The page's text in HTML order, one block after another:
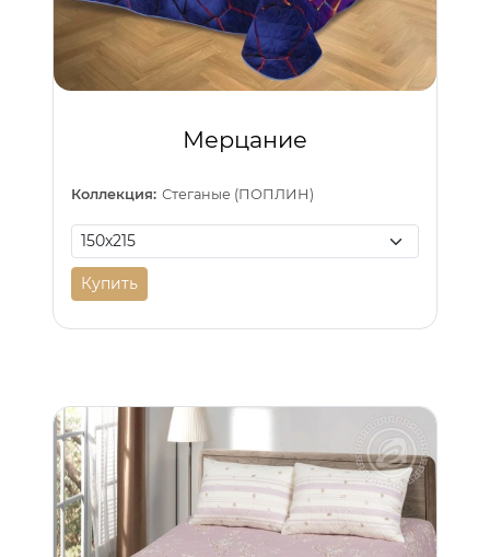
Мерцание
Коллекция: Стеганые (ПОПЛИН)
Купить